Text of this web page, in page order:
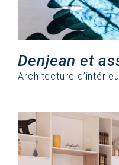
Denjean et
Architecture